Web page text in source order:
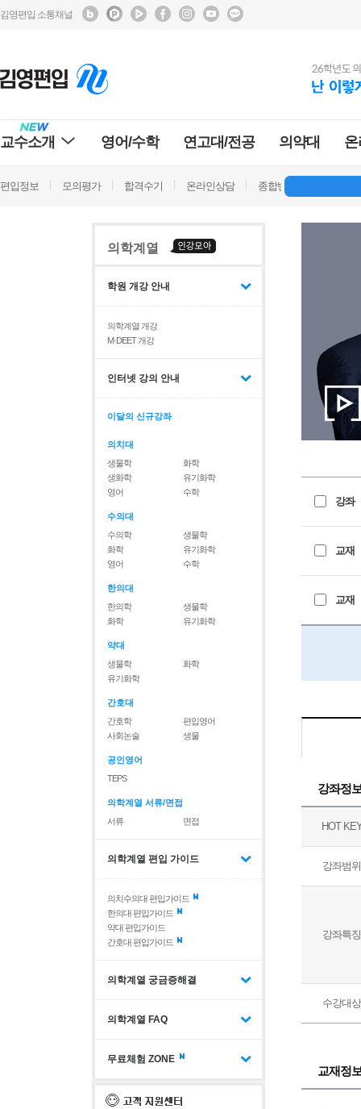
김영편입 소통채널
교수소개 영어/수학 연고대/전공 의약대
편입정보 모의평가 합격수기 온라인상담 종합반 방문상담
의학계열
학원 개강 안내
의학계열 개강
M·DEET 개강
인터넷 강의 안내
이달의 신규강좌
의치대
생물학
화학
생화학
유기화학
영어
수학
수의대
수의학
생물학
화학
유기화학
영어
수학
한의대
한의학
생물학
화학
유기화학
약대
생물학
화학
유기화학
간호대
간호학
편입영어
사회논술
생물
공인영어
TEPS
의학계열 서류/면접
서류
면접
의학계열 편입 가이드
의치수의대 편입가이드
한의대 편입가이드
약대 편입가이드
간호대 편입가이드
의학계열 궁금증해결
의학계열 FAQ
무료체험 ZONE
강좌
교재
교재
강좌정
HOT
강좌범위
강좌특징
수강대상
교재정